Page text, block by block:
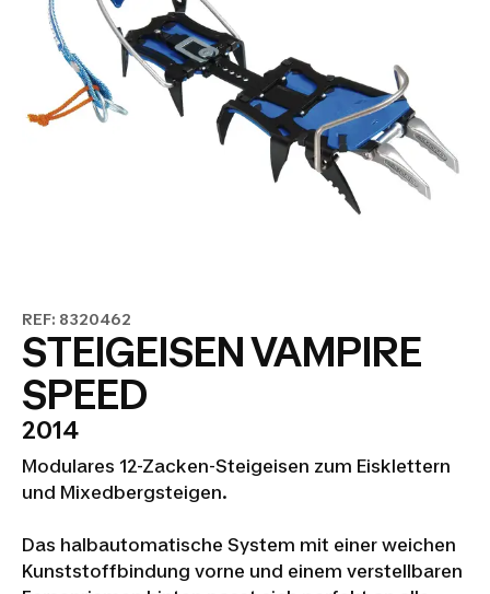
REF: 8320462
STEIGEISEN VAMPIRE
SPEED
2014
Modulares 12-Zacken-Steigeisen zum Eisklettern
und Mixedbergsteigen.
Das halbautomatische System mit einer weichen
Kunststoffbindung vorne und einem verstellbaren